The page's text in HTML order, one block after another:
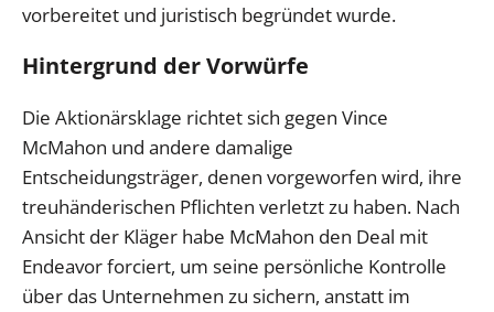
vorbereitet und juristisch begründet wurde.
Hintergrund der Vorwürfe
Die Aktionärsklage richtet sich gegen Vince
McMahon und andere damalige
Entscheidungsträger, denen vorgeworfen wird, ihre
treuhänderischen Pflichten verletzt zu haben. Nach
Ansicht der Kläger habe McMahon den Deal mit
Endeavor forciert, um seine persönliche Kontrolle
über das Unternehmen zu sichern, anstatt im